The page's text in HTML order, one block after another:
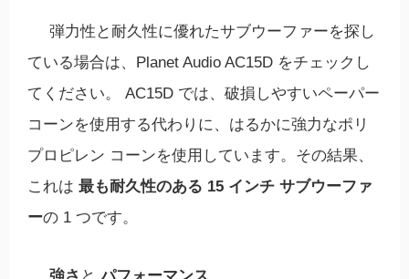
弾力性と耐久性に優れたサブウーファーを探し
ている場合は、Planet Audio AC15D をチェックし
てください。 AC15D では、破損しやすいペーパー
コーンを使用する代わりに、はるかに強力なポリ
プロピレン コーンを使用しています。その結果、
これは 最も耐久性のある 15 インチ サブウーファ
ーの 1 つです。